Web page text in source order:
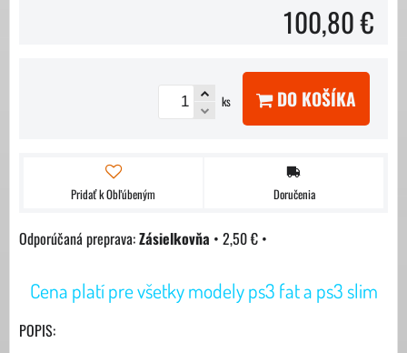
100,80 €
ks DO KOŠÍKA
Pridať k Obľúbeným Doručenia
Zásielkovňa • 2,50 € •
Cena platí pre všetky modely ps3 fat a ps3 slim
POPIS: